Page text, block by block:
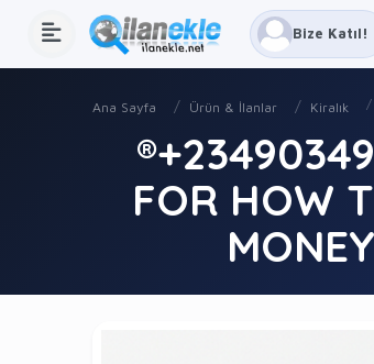
Bize Katıl!
Ana Sayfa Ürün & İlanlar Kiralık
FOR HOW